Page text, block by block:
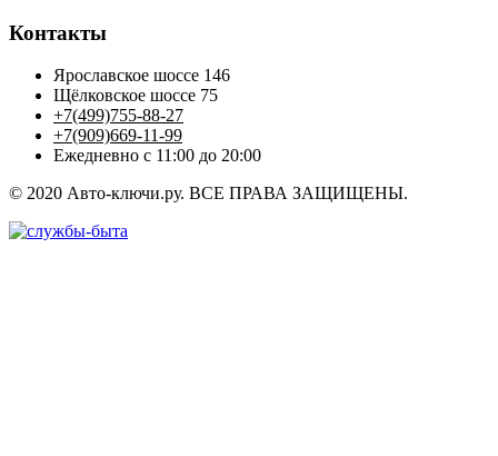
Контакты
Ярославское шоссе 146
Щёлковское шоссе 75
+7(499)755-88-27
+7(909)669-11-99
Ежедневно с 11:00 до 20:00
© 2020 Авто-ключи.ру. ВСЕ ПРАВА ЗАЩИЩЕНЫ.